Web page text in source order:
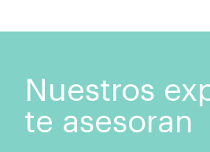
Nuestros
te asesoran